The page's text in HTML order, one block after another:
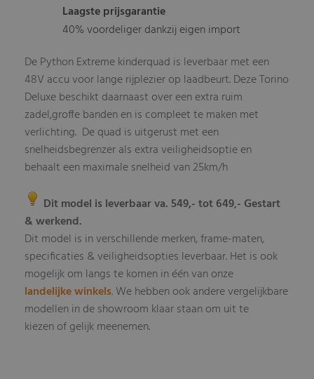
Laagste prijsgarantie
40% voordeliger dankzij eigen import
De Python Extreme kinderquad is leverbaar met een
48V accu voor lange rijplezier op laadbeurt. Deze Torino
Deluxe beschikt daarnaast over een extra ruim
zadel,groffe banden en is compleet te maken met
verlichting. De quad is uitgerust met een
snelheidsbegrenzer als extra veiligheidsoptie en
behaalt een maximale snelheid van 25km/h
Dit model is leverbaar va. 549,- tot 649,- Gestart
& werkend.
Dit model is in verschillende merken, frame-maten,
specificaties & veiligheidsopties leverbaar. Het is ook
mogelijk om langs te komen in één van onze
landelijke winkels.We hebben ook andere vergelijkbare
modellen in de showroom klaar staan om uit te
kiezen of gelijk meenemen.